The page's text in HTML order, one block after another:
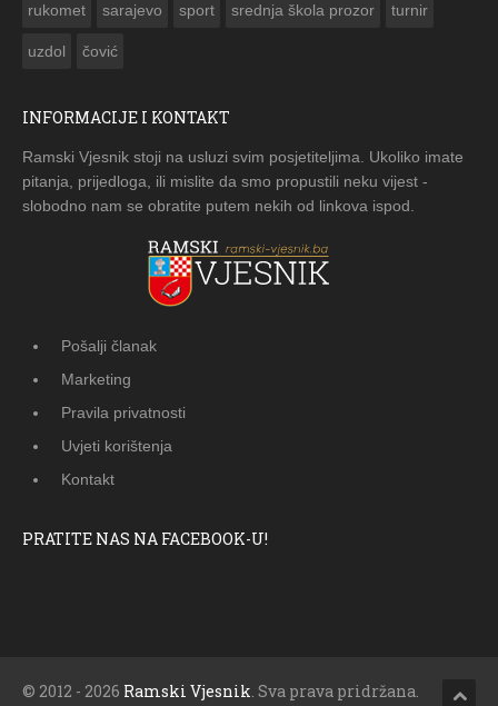
rukomet sarajevo sport srednja škola prozor turnir
uzdol čović
INFORMACIJE I KONTAKT
Ramski Vjesnik stoji na usluzi svim posjetiteljima. Ukoliko imate
pitanja, prijedloga, ili mislite da smo propustili neku vijest -
slobodno nam se obratite putem nekih od linkova ispod.
Pošalji članak
Marketing
Pravila privatnosti
Uvjeti korištenja
Kontakt
PRATITE NAS NA FACEBOOK-U!
© 2012 - 2026 Ramski Vjesnik. Sva prava pridržana.